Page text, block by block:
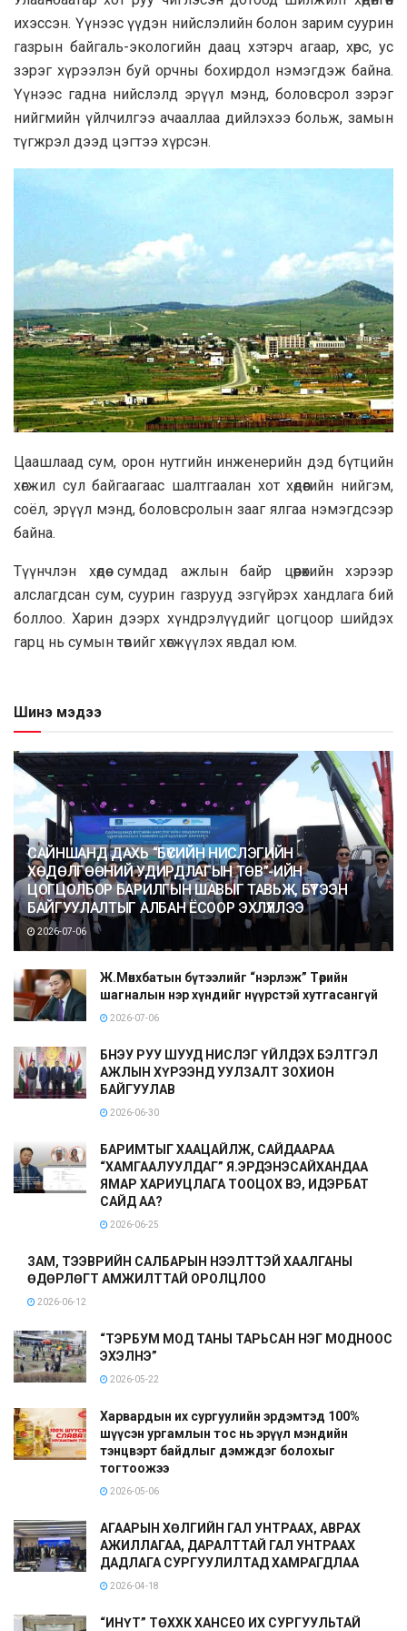
ихэссэн. Үүнээс үүдэн нийслэлийн болон зарим суурин
газрын байгаль-экологийн даац хэтэрч агаар, хөрс, ус
зэрэг хүрээлэн буй орчны бохирдол нэмэгдэж байна.
Үүнээс гадна нийслэлд эрүүл мэнд, боловсрол зэрэг
нийгмийн үйлчилгээ ачааллаа дийлэхээ больж, замын
түгжрэл дээд цэгтээ хүрсэн.
Цаашлаад сум, орон нутгийн инженерийн дэд бүтцийн
хөгжил сул байгаагаас шалтгаалан хот хөдөөгийн нийгэм,
соёл, эрүүл мэнд, боловсролын зааг ялгаа нэмэгдсээр
байна.
Түүнчлэн хөдөө сумдад ажлын байр цөөрөхийн хэрээр
алслагдсан сум, суурин газрууд эзгүйрэх хандлага бий
боллоо. Харин дээрх хүндрэлүүдийг цогцоор шийдэх
гарц нь сумын төвийг хөгжүүлэх явдал юм.
Шинэ мэдээ
САЙНШАНД ДАХЬ “БҮСИЙН НИСЛЭГИЙН
ХӨДӨЛГӨӨНИЙ УДИРДЛАГЫН ТӨВ”-ИЙН
ЦОГЦОЛБОР БАРИЛГЫН ШАВЫГ ТАВЬЖ, БҮТЭЭН
БАЙГУУЛАЛТЫГ АЛБАН ЁСООР ЭХЛҮҮЛЛЭЭ
2026-07-06
Ж.Мөнхбатын бүтээлийг “нэрлэж” Төрийн
шагналын нэр хүндийг нүүрстэй хутгасангүй
2026-07-06
БНЭУ РУУ ШУУД НИСЛЭГ ҮЙЛДЭХ БЭЛТГЭЛ
АЖЛЫН ХҮРЭЭНД УУЛЗАЛТ ЗОХИОН
БАЙГУУЛАВ
2026-06-30
БАРИМТЫГ ХААЦАЙЛЖ, САЙДААРАА
“ХАМГААЛУУЛДАГ” Я.ЭРДЭНЭСАЙХАНДАА
ЯМАР ХАРИУЦЛАГА ТООЦОХ ВЭ, ИДЭРБАТ
САЙД АА?
2026-06-25
ЗАМ, ТЭЭВРИЙН САЛБАРЫН НЭЭЛТТЭЙ ХААЛГАНЫ
ӨДӨРЛӨГТ АМЖИЛТТАЙ ОРОЛЦЛОО
2026-06-12
“ТЭРБУМ МОД ТАНЫ ТАРЬСАН НЭГ МОДНООС
ЭХЭЛНЭ”
2026-05-22
Харвардын их сургуулийн эрдэмтэд 100%
шүүсэн ургамлын тос нь эрүүл мэндийн
тэнцвэрт байдлыг дэмждэг болохыг
тогтоожээ
2026-05-06
АГААРЫН ХӨЛГИЙН ГАЛ УНТРААХ, АВРАХ
АЖИЛЛАГАА, ДАРАЛТТАЙ ГАЛ УНТРААХ
ДАДЛАГА СУРГУУЛИЛТАД ХАМРАГДЛАА
2026-04-18
“ИНҮТ” ТӨХХК ХАНСЕО ИХ СУРГУУЛЬТАЙ